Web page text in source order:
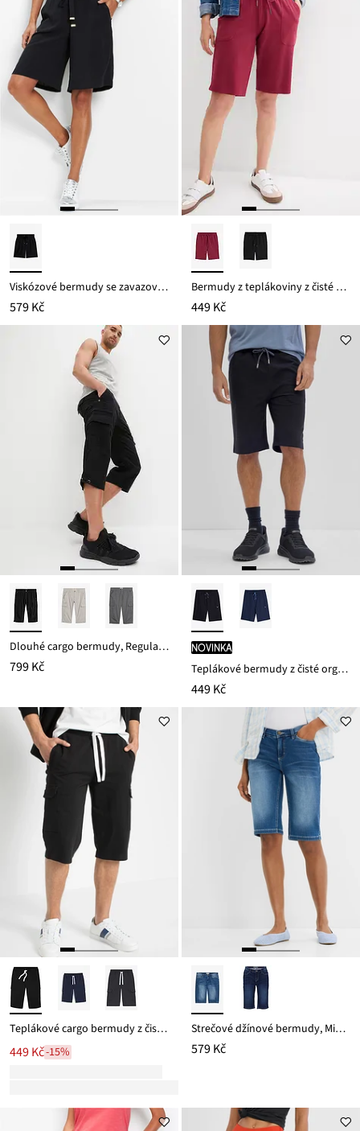
Viskózové bermudy se zavazovacím páskem
579 Kč
Bermudy z teplákoviny z čisté bavlny
449 Kč
Dlouhé cargo bermudy, Regular Fit, z čisté bavlny
799 Kč
novinka
Teplákové bermudy z čisté organické bavlny
449 Kč
Teplákové cargo bermudy z čisté organické bavlny
449 Kč-15%
Strečové džínové bermudy, Mid Waist
579 Kč